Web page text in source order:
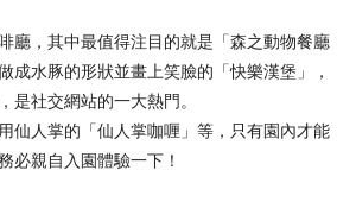
廳，其中最值得注目的就是「森之動物餐廳
成水豚的形狀並畫上笑臉的「快樂漢堡」，
是社交網站的一大熱門。
仙人掌的「仙人掌咖喱」等，只有園內才能
必親自入園體驗一下！